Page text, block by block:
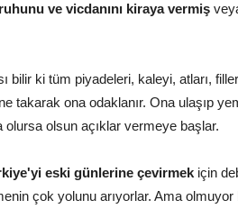
ruhunu ve vicdanını kiraya vermiş
bilir ki tüm piyadeleri, kaleyi, atları,
takarak ona odaklanır. Ona ulaşıp
olursa olsun açıklar vermeye başlar.
eski günlerine çevirmek için
çok yolunu arıyorlar. Ama